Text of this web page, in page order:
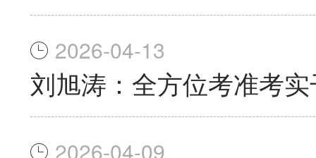
2026-04-13
刘旭涛：全方位考准考
2026-04-09